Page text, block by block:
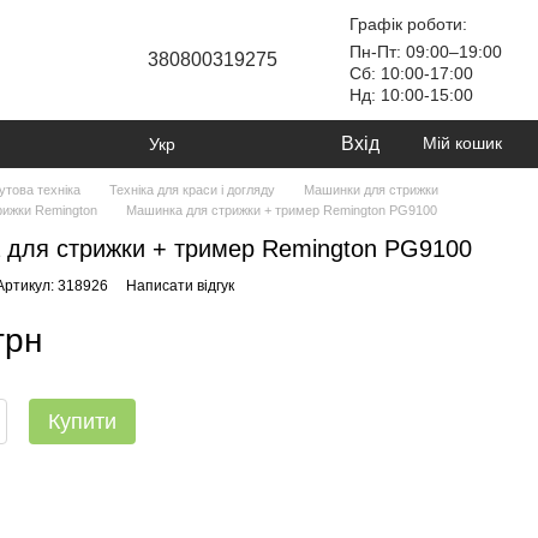
380800319275
Графік роботи:
Пн-Пт: 09:00–19:00
Сб: 10:00-17:00
Нд: 10:00-15:00
Укр Вхід Мій кошик
техніка Техніка для краси і догляду
Машинки для стрижки
Remington
Машинка для стрижки + тример Remington PG9100
стрижки + тример Remington PG9100
318926 Написати відгук
Купити